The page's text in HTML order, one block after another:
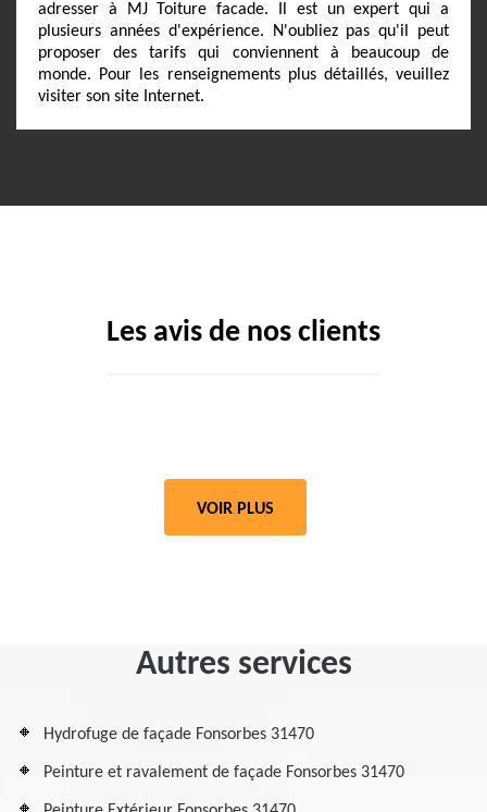
adresser à MJ Toiture facade. Il est un expert qui a
plusieurs années d'expérience. N'oubliez pas qu'il peut
proposer des tarifs qui conviennent à beaucoup de
monde. Pour les renseignements plus détaillés, veuillez
visiter son site Internet.
Les avis de nos clients
VOIR PLUS
Autres services
Hydrofuge de façade Fonsorbes 31470
Peinture et ravalement de façade Fonsorbes 31470